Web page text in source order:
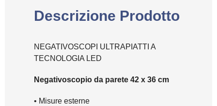
Descrizione Prodotto
NEGATIVOSCOPI ULTRAPIATTI A
TECNOLOGIA LED
Negativoscopio da parete 42 x 36 cm
• Misure esterne